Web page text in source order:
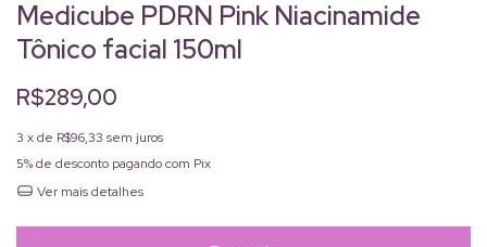
Medicube PDRN Pink Niacinamide
Tônico facial 150ml
R$289,00
3 x de R$96,33 sem juros
5% de desconto pagando com Pix
Ver mais detalhes